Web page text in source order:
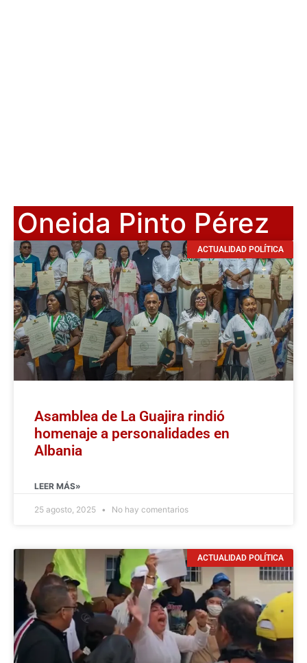
Oneida Pinto Pérez
ACTUALIDAD POLÍTICA
Asamblea de La Guajira rindió
homenaje a personalidades en
Albania
LEER MÁS»
25 agosto, 2025 No hay comentarios
ACTUALIDAD POLÍTICA